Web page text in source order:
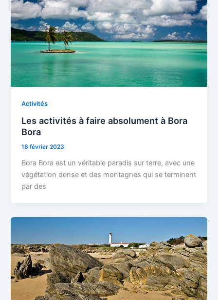
Activités
Les activités à faire absolument à Bora
Bora
18 février 2023
Bora Bora est un véritable paradis sur terre, avec une
végétation dense et des montagnes qui se terminent
par des